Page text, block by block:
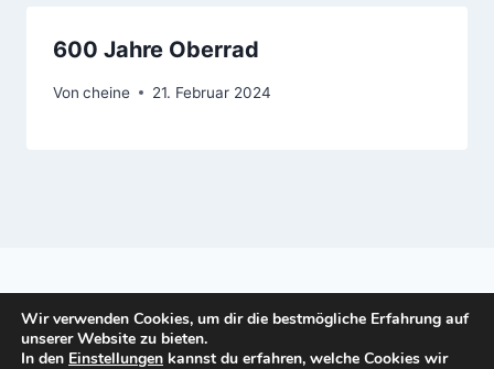
600 Jahre Oberrad
Von cheine 21. Februar 2024
Datenschutzerklärung
Wir verwenden Cookies, um dir die bestmögliche Erfahrung auf
unserer Website zu bieten.
In den Einstellungen kannst du erfahren, welche Cookies wir